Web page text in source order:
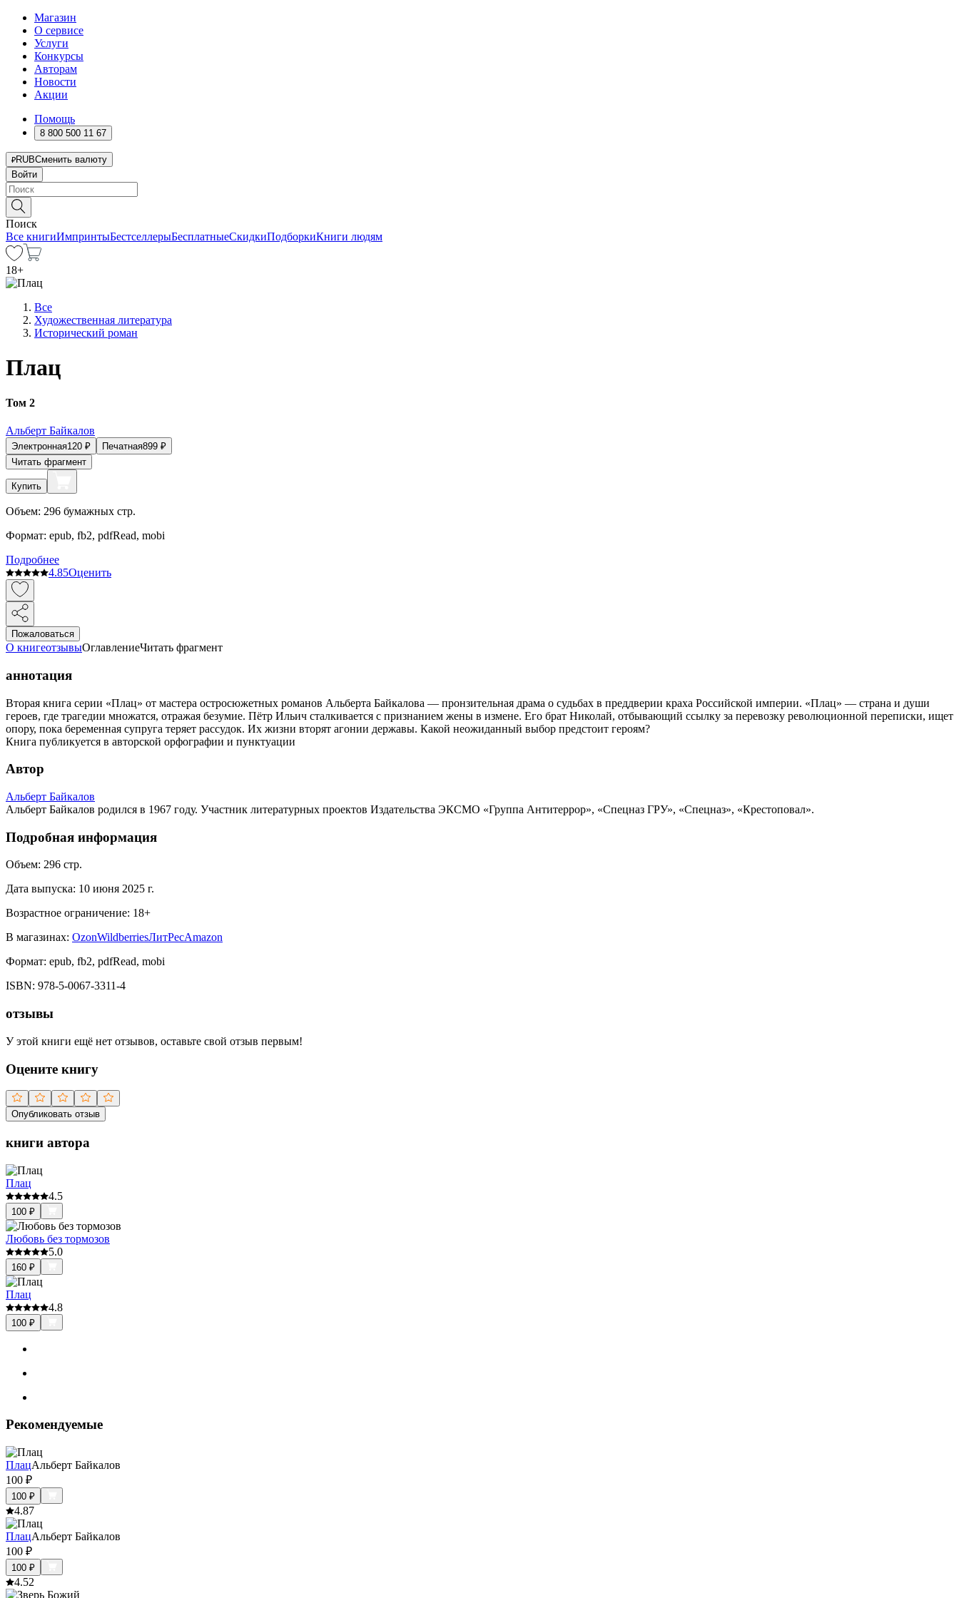
Магазин
О сервисе
Услуги
Конкурсы
Авторам
Новости
Акции
Помощь
8 800 500 11 67
RUBСменить валюту
Войти
Поиск
Все книгиИмпринтыБестселлерыБесплатныеСкидкиПодборкиКниги людям
18+
Все
Художественная литература
Исторический роман
Плац
Том 2
Альберт Байкалов
Электронная120 ₽ Печатная899 ₽
Читать фрагмент
Купить
Объем: 296 бумажных стр.
Формат: epub, fb2, pdfRead, mobi
Подробнее
4.85Оценить
Пожаловаться
О книгеотзывыОглавлениеЧитать фрагмент
аннотация
Вторая книга серии «Плац» от мастера остросюжетных романов Альберта Байкалова — пронзительная драма о судьбах в преддверии краха Российской империи. «Плац» — страна и души
героев, где трагедии множатся, отражая безумие. Пётр Ильич сталкивается с признанием жены в измене. Его брат Николай, отбывающий ссылку за перевозку революционной переписки, ищет
опору, пока беременная супруга теряет рассудок. Их жизни вторят агонии державы. Какой неожиданный выбор предстоит героям?
Книга публикуется в авторской орфографии и пунктуации
Автор
Альберт Байкалов
Альберт Байкалов родился в 1967 году. Участник литературных проектов Издательства ЭКСМО «Группа Антитеррор», «Спецназ ГРУ», «Спецназ», «Крестоповал».
Подробная информация
Объем: 296 стр.
Дата выпуска: 10 июня 2025 г.
Возрастное ограничение: 18+
В магазинах: OzonWildberriesЛитРесAmazon
Формат: epub, fb2, pdfRead, mobi
ISBN: 978-5-0067-3311-4
отзывы
У этой книги ещё нет отзывов, оставьте свой отзыв первым!
Оцените книгу
Опубликовать отзыв
книги автора
Плац
4.5
100 ₽
Любовь без тормозов
5.0
160 ₽
Плац
4.8
100 ₽
Рекомендуемые
ПлацАльберт Байкалов
100 ₽
100 ₽
4.87
ПлацАльберт Байкалов
100 ₽
100 ₽
4.52